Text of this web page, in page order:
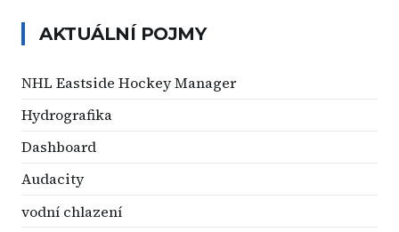
AKTUÁLNÍ POJMY
NHL Eastside Hockey Manager
Hydrografika
Dashboard
Audacity
vodní chlazení